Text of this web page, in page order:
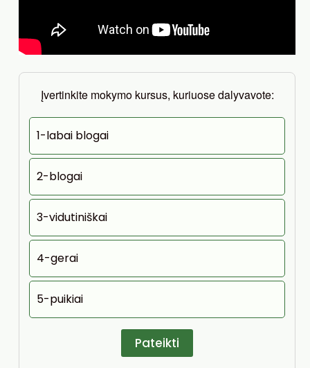
Įvertinkite mokymo kursus, kuriuose dalyvavote:
1-labai blogai
2-blogai
3-vidutiniškai
4-gerai
5-puikiai